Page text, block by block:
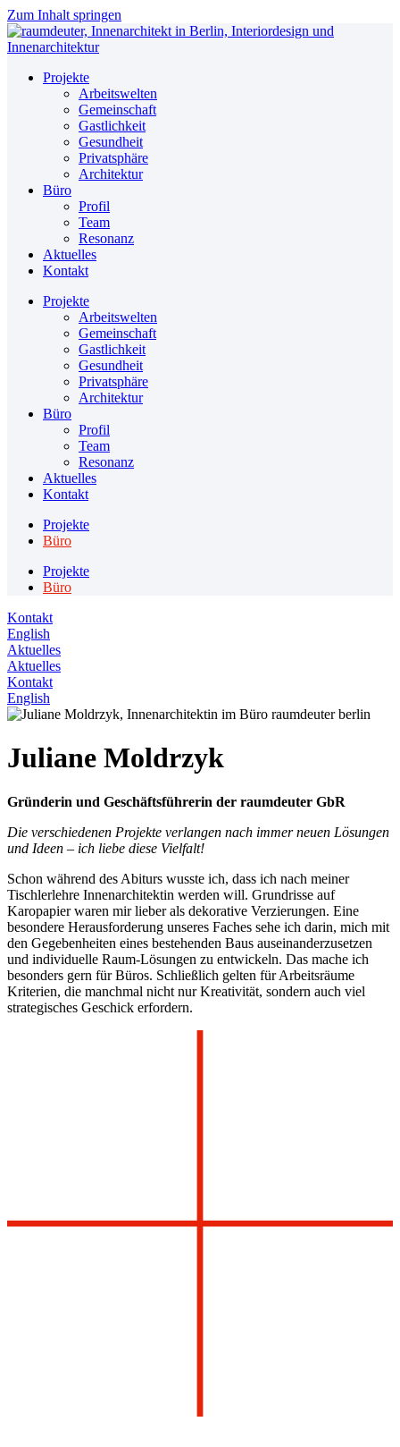
Zum Inhalt springen
Projekte
Arbeitswelten
Gemeinschaft
Gastlichkeit
Gesundheit
Privatsphäre
Architektur
Büro
Profil
Team
Resonanz
Aktuelles
Kontakt
Projekte
Arbeitswelten
Gemeinschaft
Gastlichkeit
Gesundheit
Privatsphäre
Architektur
Büro
Profil
Team
Resonanz
Aktuelles
Kontakt
Projekte
Büro
Projekte
Büro
Kontakt
English
Aktuelles
Aktuelles
Kontakt
English
Juliane Moldrzyk
Gründerin und Geschäftsführerin der raumdeuter GbR
Die verschiedenen Projekte verlangen nach immer neuen Lösungen
und Ideen – ich liebe diese Vielfalt!
Schon während des Abiturs wusste ich, dass ich nach meiner
Tischlerlehre Innenarchitektin werden will. Grundrisse auf
Karopapier waren mir lieber als dekorative Verzierungen. Eine
besondere Herausforderung unseres Faches sehe ich darin, mich mit
den Gegebenheiten eines bestehenden Baus auseinanderzusetzen
und individuelle Raum-Lösungen zu entwickeln. Das mache ich
besonders gern für Büros. Schließlich gelten für Arbeitsräume
Kriterien, die manchmal nicht nur Kreativität, sondern auch viel
strategisches Geschick erfordern.